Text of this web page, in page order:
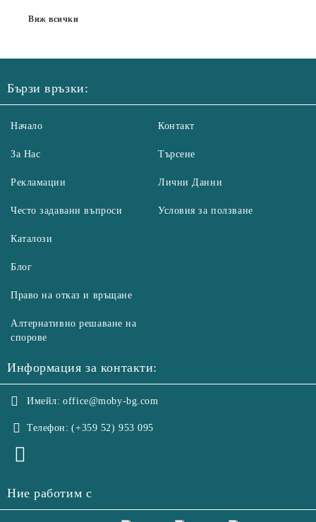
Виж всички
Бързи връзки:
Начало
За Нас
Рекламации
Често задавани въпроси
Контакт
Търсене
Лични Данни
Условия за ползване
Каталози
Блог
Право на отказ и връщане
Алтернативно решаване на
спорове
Информация за контакти:
Имейл: office@moby-bg.com
Телефон: (+359 52) 953 095
Ние работим с